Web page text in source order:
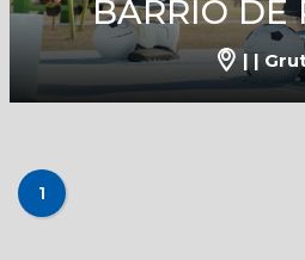
BARRIO DE
| |
1